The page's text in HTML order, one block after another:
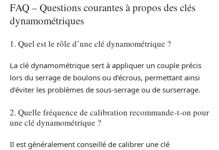
FAQ – Questions courantes à propos des clés
dynamométriques
1. Quel est le rôle d’une clé dynamométrique ?
La clé dynamométrique sert à appliquer un couple précis
lors du serrage de boulons ou d’écrous, permettant ainsi
d’éviter les problèmes de sous-serrage ou de surserrage.
2. Quelle fréquence de calibration recommande-t-on pour
une clé dynamométrique ?
Il est généralement conseillé de calibrer une clé